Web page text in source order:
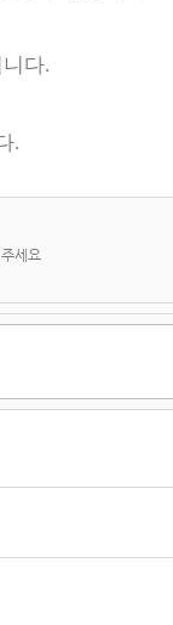
다.
.
세요